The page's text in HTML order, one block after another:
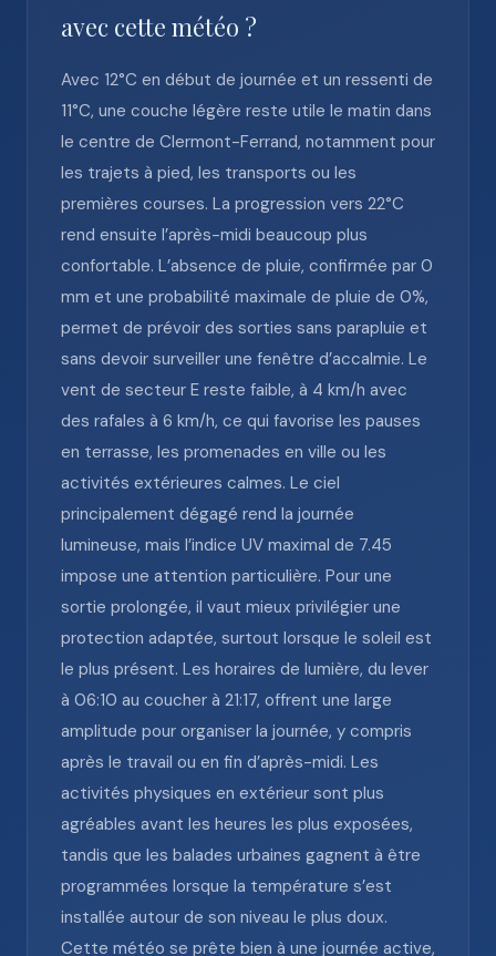
avec cette météo ?
Avec 12°C en début de journée et un ressenti de
11°C, une couche légère reste utile le matin dans
le centre de Clermont-Ferrand, notamment pour
les trajets à pied, les transports ou les
premières courses. La progression vers 22°C
rend ensuite l’après-midi beaucoup plus
confortable. L’absence de pluie, confirmée par 0
mm et une probabilité maximale de pluie de 0%,
permet de prévoir des sorties sans parapluie et
sans devoir surveiller une fenêtre d’accalmie. Le
vent de secteur E reste faible, à 4 km/h avec
des rafales à 6 km/h, ce qui favorise les pauses
en terrasse, les promenades en ville ou les
activités extérieures calmes. Le ciel
principalement dégagé rend la journée
lumineuse, mais l’indice UV maximal de 7.45
impose une attention particulière. Pour une
sortie prolongée, il vaut mieux privilégier une
protection adaptée, surtout lorsque le soleil est
le plus présent. Les horaires de lumière, du lever
à 06:10 au coucher à 21:17, offrent une large
amplitude pour organiser la journée, y compris
après le travail ou en fin d’après-midi. Les
activités physiques en extérieur sont plus
agréables avant les heures les plus exposées,
tandis que les balades urbaines gagnent à être
programmées lorsque la température s’est
installée autour de son niveau le plus doux.
Cette météo se prête bien à une journée active,